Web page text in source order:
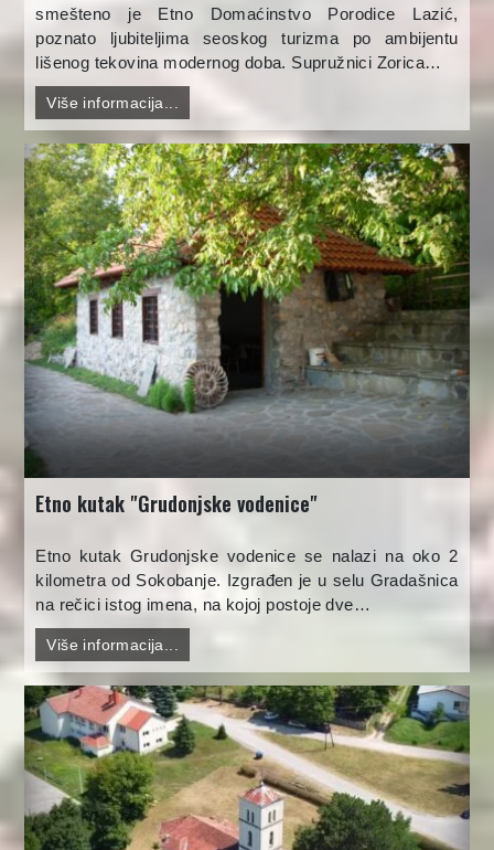
smešteno je Etno Domaćinstvo Porodice Lazić,
poznato ljubiteljima seoskog turizma po ambijentu
lišenog tekovina modernog doba. Supružnici Zorica…
Više informacija...
Etno kutak "Grudonjske vodenice"
Etno kutak Grudonjske vodenice se nalazi na oko 2
kilometra od Sokobanje. Izgrađen je u selu Gradašnica
na rečici istog imena, na kojoj postoje dve…
Više informacija...